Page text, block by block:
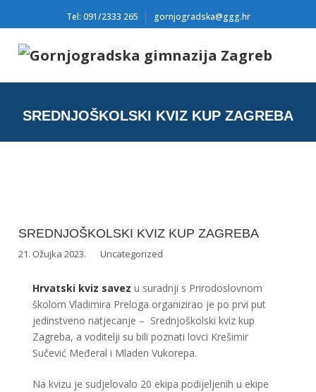
Tel: 091/2333 265 gornjogradska@ggg.hr
SREDNJOŠKOLSKI KVIZ KUP ZAGREBA
SREDNJOŠKOLSKI KVIZ KUP ZAGREBA
21. Ožujka 2023. Uncategorized
Hrvatski kviz savez u suradnji s Prirodoslovnom
školom Vladimira Preloga organizirao je po prvi put
jedinstveno natjecanje – Srednjoškolski kviz kup
Zagreba, a voditelji su bili poznati lovci Krešimir
Sučević Međeral i Mladen Vukorepa.
Na kvizu je sudjelovalo 20 ekipa podijeljenih u ekipe